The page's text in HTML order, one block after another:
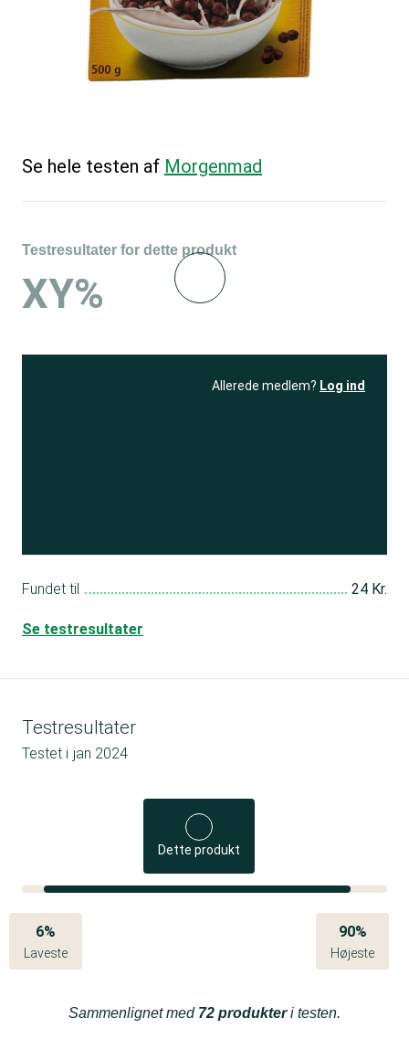
Se hele testen af Morgenmad
Testresultater for dette produkt
XY%
Allerede medlem? Log ind
Fundet til 24 Kr.
Se testresultater
Testresultater
Testet i jan 2024
Dette produkt
6%
Laveste
90%
Højeste
Sammenlignet med 72 produkteri testen.